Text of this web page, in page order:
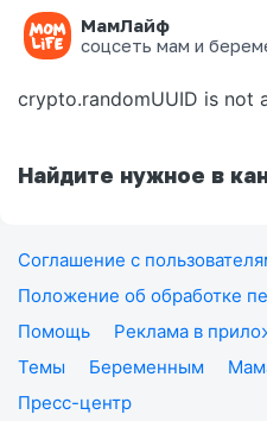
МамЛайф
соцсеть мам и
Ошибка на
crypto.randomUUID is not
Найдите нужное в
Соглашение с
Положение об обработке
Помощь
Реклама в
Темы
Беременным
Пресс-центр